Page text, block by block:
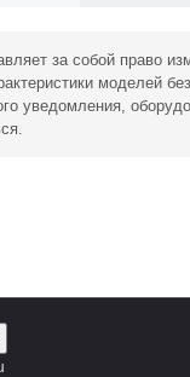
за собой право
моделей без
уведомления,